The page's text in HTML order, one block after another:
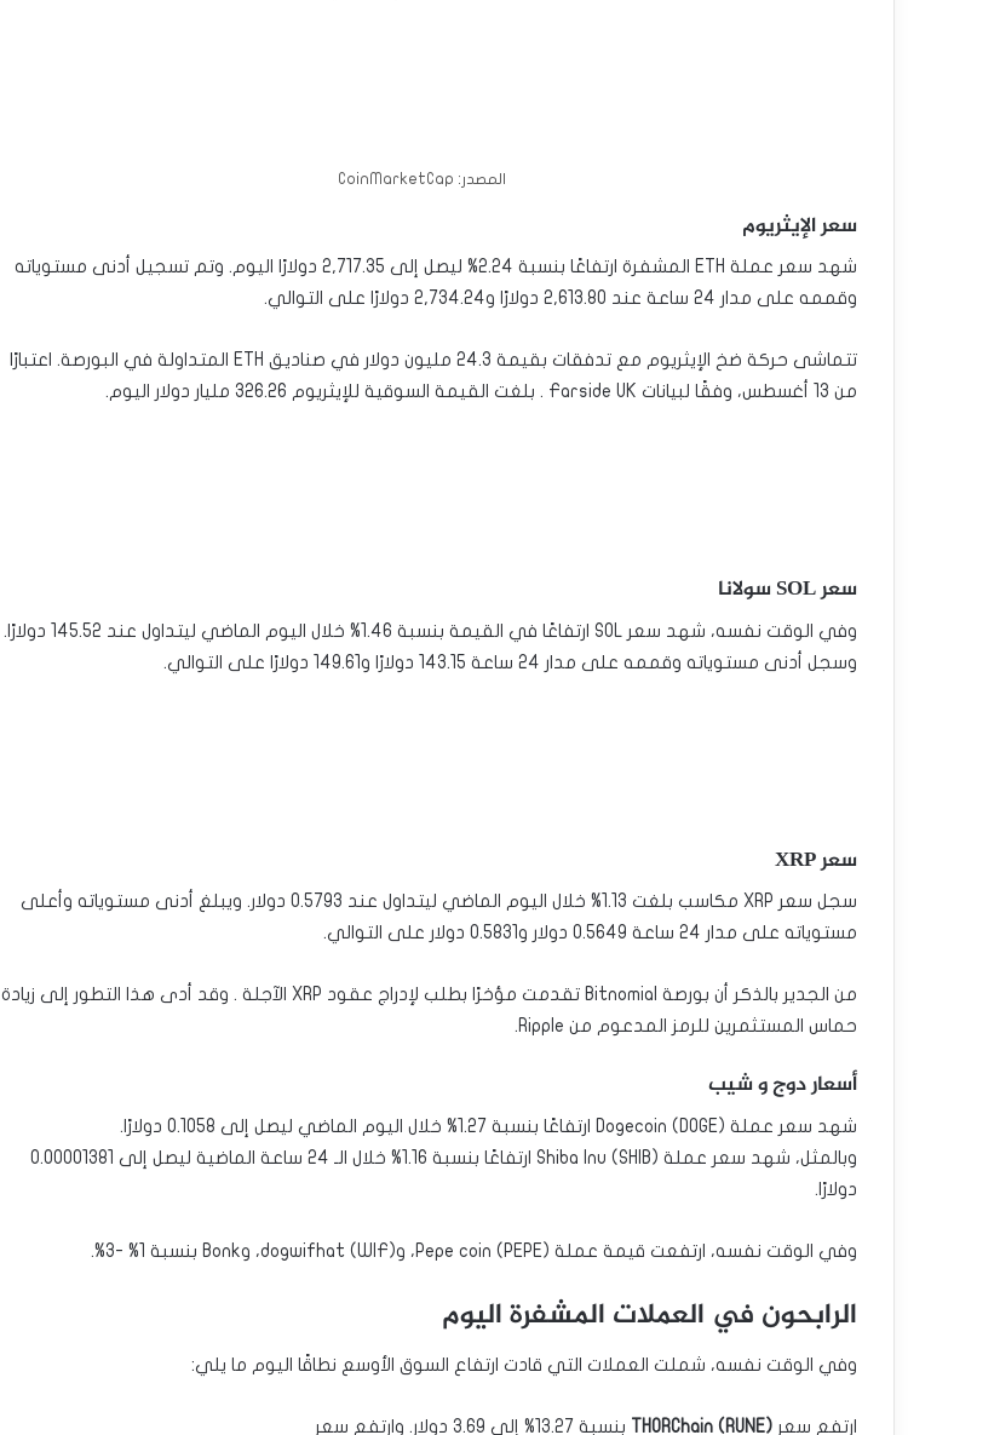
المصدر: CoinMarketCap
سعر الإيثريوم
شهد سعر عملة ETH المشفرة ارتفاعًا بنسبة 2.24% ليصل إلى 2,717.35 دولارًا اليوم. وتم تسجيل أدنى مستوياته
وقممه على مدار 24 ساعة عند 2,613.80 دولارًا و2,734.24 دولارًا على التوالي.
تتماشى حركة ضخ الإيثريوم مع تدفقات بقيمة 24.3 مليون دولار في صناديق ETH المتداولة في البورصة. اعتبارًا
من 13 أغسطس، وفقًا لبيانات Farside UK . بلغت القيمة السوقية للإيثريوم 326.26 مليار دولار اليوم.
سعر SOL سولانا
وفي الوقت نفسه، شهد سعر SOL ارتفاعًا في القيمة بنسبة 1.46% خلال اليوم الماضي ليتداول عند 145.52 دولارًا.
وسجل أدنى مستوياته وقممه على مدار 24 ساعة 143.15 دولارًا و149.61 دولارًا على التوالي.
سعر XRP
سجل سعر XRP مكاسب بلغت 1.13% خلال اليوم الماضي ليتداول عند 0.5793 دولار. ويبلغ أدنى مستوياته وأعلى
مستوياته على مدار 24 ساعة 0.5649 دولار و0.5831 دولار على التوالي.
من الجدير بالذكر أن بورصة Bitnomial تقدمت مؤخرًا بطلب لإدراج عقود XRP الآجلة . وقد أدى هذا التطور إلى زيادة
حماس المستثمرين للرمز المدعوم من Ripple.
أسعار دوج و شيب
شهد سعر عملة Dogecoin (DOGE) ارتفاعًا بنسبة 1.27% خلال اليوم الماضي ليصل إلى 0.1058 دولارًا.
وبالمثل، شهد سعر عملة Shiba Inu (SHIB) ارتفاعًا بنسبة 1.16% خلال الـ 24 ساعة الماضية ليصل إلى 0.00001381
دولارًا.
وفي الوقت نفسه، ارتفعت قيمة عملة Pepe coin (PEPE)، وdogwifhat (WIF)، وBonk بنسبة 1% -3%.
الرابحون في العملات المشفرة اليوم
وفي الوقت نفسه، شملت العملات التي قادت ارتفاع السوق الأوسع نطاقًا اليوم ما يلي:
ارتفع سعر THORChain (RUNE) بنسبة 13.27% إلى 3.69 دولار. وارتفع سعر